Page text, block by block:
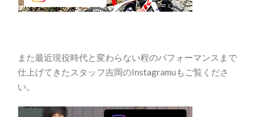
また最近現役時代と変わらない程のパフォーマンスまで
仕上げてきたスタッフ吉岡のInstagramuもご覧くださ
い。